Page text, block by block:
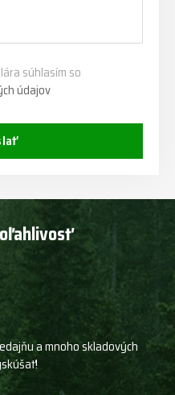
súhlasím so
údajov
a mnoho skladových